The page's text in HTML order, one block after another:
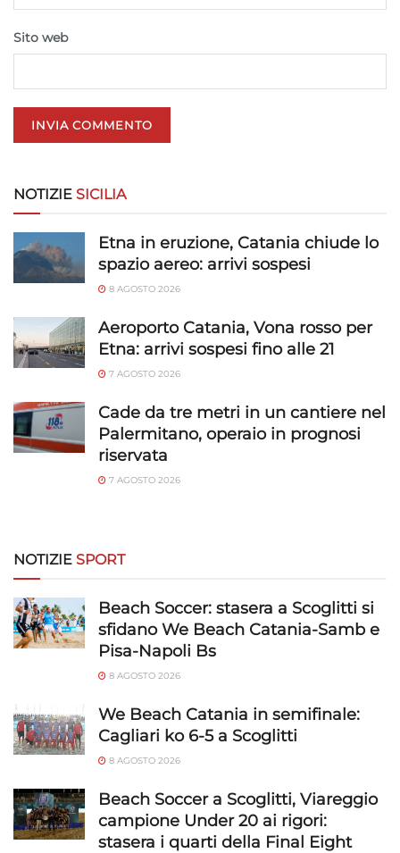
Utilizzare dati di geolocalizzazione precisi,
richieste attivamente.
Garantire la sicurezza, prevenire e
Salvare e comunicare le scelte sulla
privacy.
Sito web
NOTIZIE SICILIA
Etna in eruzione, Catania chiude lo
spazio aereo: arrivi sospesi
8 AGOSTO 2026
Aeroporto Catania, Vona rosso per
Etna: arrivi sospesi fino alle 21
7 AGOSTO 2026
Cade da tre metri in un cantiere nel
Palermitano, operaio in prognosi
riservata
7 AGOSTO 2026
NOTIZIE SPORT
Beach Soccer: stasera a Scoglitti si
sfidano We Beach Catania-Samb e
Pisa-Napoli Bs
8 AGOSTO 2026
We Beach Catania in semifinale:
Cagliari ko 6-5 a Scoglitti
8 AGOSTO 2026
Beach Soccer a Scoglitti, Viareggio
campione Under 20 ai rigori:
stasera i quarti della Final Eight